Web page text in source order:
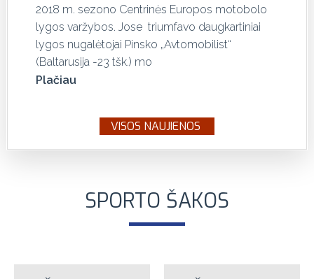
2018 m. sezono Centrinės Europos motobolo
lygos varžybos. Jose triumfavo daugkartiniai
lygos nugalėtojai Pinsko „Avtomobilist“
(Baltarusija -23 tšk.) mo
Plačiau
VISOS NAUJIENOS
SPORTO ŠAKOS